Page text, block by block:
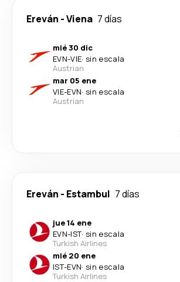
Ereván -Viena 7 días
mié 30 dic
EVN-VIE· sin escala
Austrian
mar 05 ene
VIE-EVN· sin escala
Austrian
Ereván - Estambul 7 días
jue 14 ene
EVN-IST· sin escala
Turkish Airlines
mié 20 ene
IST-EVN· sin escala
Turkish Airlines